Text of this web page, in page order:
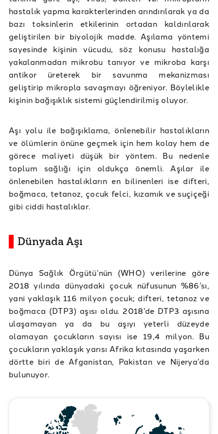
hastalık yapma karakterlerinden arındırılarak ya da
bazı toksinlerin etkilerinin ortadan kaldırılarak
geliştirilen bir biyolojik madde. Aşılama yöntemi
sayesinde kişinin vücudu, söz konusu hastalığa
yakalanmadan mikrobu tanıyor ve mikroba karşı
antikor üreterek bir savunma mekanizması
geliştirip mikropla savaşmayı öğreniyor. Böylelikle
kişinin bağışıklık sistemi güçlendirilmiş oluyor.
Aşı yolu ile bağışıklama, önlenebilir hastalıkların
ve ölümlerin önüne geçmek için hem kolay hem de
görece maliyeti düşük bir yöntem. Bu nedenle
toplum sağlığı için oldukça önemli. Aşılar ile
önlenebilen hastalıkların en bilinenleri ise difteri,
boğmaca, tetanoz, çocuk felci, kızamık ve suçiçeği
gibi ciddi hastalıklar.
Dünyada Aşı
Dünya Sağlık Örgütü’nün (WHO) verilerine göre
2018 yılında dünyadaki çocuk nüfusunun %86’sı,
yani yaklaşık 116 milyon çocuk; difteri, tetanoz ve
boğmaca (DTP3) aşısı oldu. 2018’de DTP3 aşısına
ulaşamayan ya da bu aşıyı yeterli düzeyde
olamayan çocukların sayısı ise 19,4 milyon. Bu
çocukların yaklaşık yarısı Afrika kıtasında yaşarken
dörtte biri de Afganistan, Pakistan ve Nijerya’da
bulunuyor.